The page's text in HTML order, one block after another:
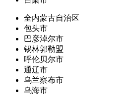
全内蒙古自治区
包头市
巴彦淖尔市
锡林郭勒盟
呼伦贝尔市
通辽市
乌兰察布市
乌海市